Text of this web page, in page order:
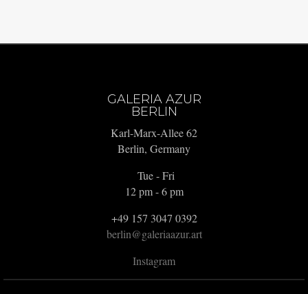
GALERIA AZUR
BERLIN
Karl-Marx-Allee 62
Berlin, Germany
Tue - Fri
12 pm - 6 pm
+49 157 3047 0392
berlin@galeriaazur.art
Instagram